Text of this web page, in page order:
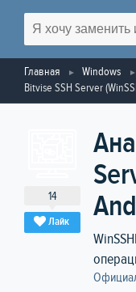
Главная Windows
Bitvise SSH Server
14
Лайк